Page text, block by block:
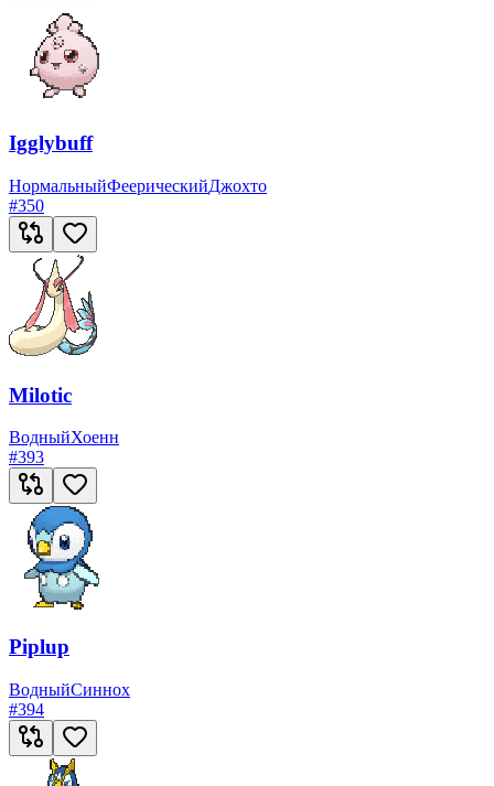
Igglybuff
НормальныйФеерическийДжохто
#350
Milotic
ВодныйХоенн
#393
Piplup
ВодныйСиннох
#394